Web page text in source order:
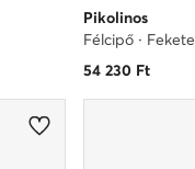
Pikolinos
Félcipő · Fekete
54 230 Ft